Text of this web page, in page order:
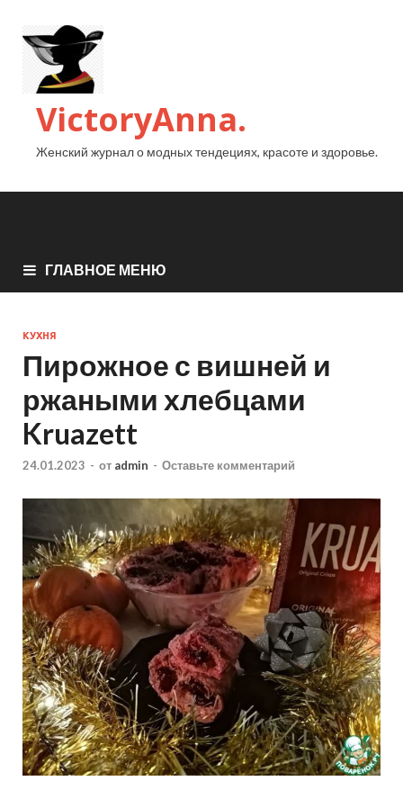
VictoryAnna.
Женский журнал о модных тендециях, красоте и здоровье.
ГЛАВНОЕ МЕНЮ
КУХНЯ
Пирожное с вишней и
ржаными хлебцами
Kruazett
24.01.2023 - от admin - Оставьте комментарий